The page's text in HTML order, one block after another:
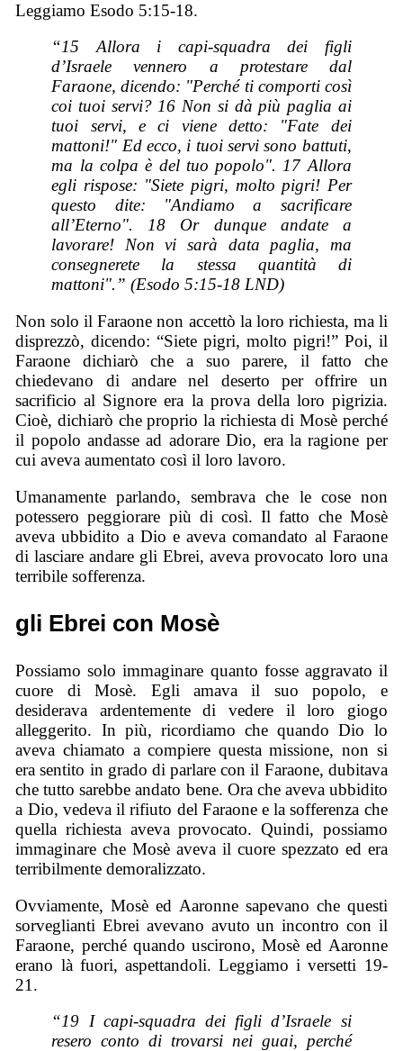
Leggiamo Esodo 5:15-18.
“15 Allora i capi-squadra dei figli
d’Israele vennero a protestare dal
Faraone, dicendo: "Perché ti comporti così
coi tuoi servi? 16 Non si dà più paglia ai
tuoi servi, e ci viene detto: "Fate dei
mattoni!" Ed ecco, i tuoi servi sono battuti,
ma la colpa è del tuo popolo". 17 Allora
egli rispose: "Siete pigri, molto pigri! Per
questo dite: "Andiamo a sacrificare
all’Eterno". 18 Or dunque andate a
lavorare! Non vi sarà data paglia, ma
consegnerete la stessa quantità di
mattoni".” (Esodo 5:15-18 LND)
Non solo il Faraone non accettò la loro richiesta, ma li
disprezzò, dicendo: “Siete pigri, molto pigri!” Poi, il
Faraone dichiarò che a suo parere, il fatto che
chiedevano di andare nel deserto per offrire un
sacrificio al Signore era la prova della loro pigrizia.
Cioè, dichiarò che proprio la richiesta di Mosè perché
il popolo andasse ad adorare Dio, era la ragione per
cui aveva aumentato così il loro lavoro.
Umanamente parlando, sembrava che le cose non
potessero peggiorare più di così. Il fatto che Mosè
aveva ubbidito a Dio e aveva comandato al Faraone
di lasciare andare gli Ebrei, aveva provocato loro una
terribile sofferenza.
gli Ebrei con Mosè
Possiamo solo immaginare quanto fosse aggravato il
cuore di Mosè. Egli amava il suo popolo, e
desiderava ardentemente di vedere il loro giogo
alleggerito. In più, ricordiamo che quando Dio lo
aveva chiamato a compiere questa missione, non si
era sentito in grado di parlare con il Faraone, dubitava
che tutto sarebbe andato bene. Ora che aveva ubbidito
a Dio, vedeva il rifiuto del Faraone e la sofferenza che
quella richiesta aveva provocato. Quindi, possiamo
immaginare che Mosè aveva il cuore spezzato ed era
terribilmente demoralizzato.
Ovviamente, Mosè ed Aaronne sapevano che questi
sorveglianti Ebrei avevano avuto un incontro con il
Faraone, perché quando uscirono, Mosè ed Aaronne
erano là fuori, aspettandoli. Leggiamo i versetti 19-
21.
“19 I capi-squadra dei figli d’Israele si
resero conto di trovarsi nei guai, perché